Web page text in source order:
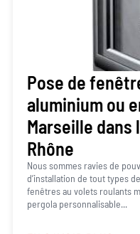
Pose de
aluminium ou
Marseille dans
Rhône
Nous sommes ravies de
d’installation de tout types
fenêtres au volets roulants
pergola personnalisable...